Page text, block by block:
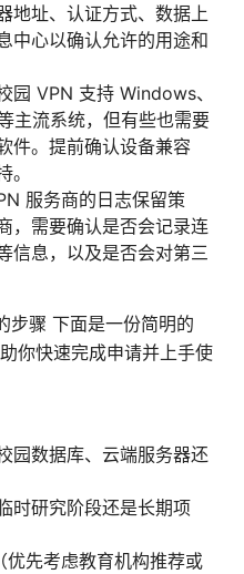
地址、认证方式、数据上
中心以确认允许的用途和
园 VPN 支持 Windows、
主流系统，但有些也需要
件。提前确认设备兼容
服务商的日志保留策
，需要确认是否会记录连
信息，以及是否会对第三
步骤 下面是一份简明的
你快速完成申请并上手使
园数据库、云端服务器还
时研究阶段还是长期项
先考虑教育机构推荐或